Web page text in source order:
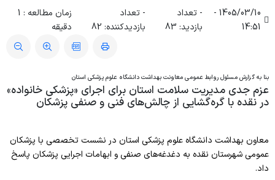
پیشگیری و مبارزه با بیماریهای واگیر
پیشگیری و مبارزه با بیماریهای غیرواگیر
سلامت روانی،اجتماعی و اعتیاد
بهبود تغذیه جامعه
بهداشت دهان و دندان
واحد خدمات ادغام یافته دیابت
1405/03/10 -
14:51
- تعداد
بازدید: 83
- تعداد
بازدیدکننده: 82
زمان مطالعه : 1
دقیقه
بنا به گزارش مسئول روابط عمومی معاونت بهداشت دانشگاه علوم پزشکی استان
عزم جدی مدیریت سلامت استان برای اجرای «پزشکی خانواده»
در نقده با گره‌گشایی از چالش‌های فنی و صنفی پزشکان
معاون بهداشت دانشگاه علوم پزشکی استان در نشست تخصصی با پزشکان
عمومی شهرستان نقده به دغدغه‌های صنفی و ابهامات اجرایی پزشکان پاسخ
داد.